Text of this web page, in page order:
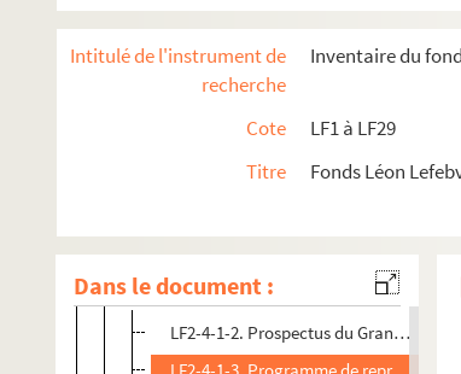
Intitulé de l'instrument de
recherche
Inventaire du
Cote
LF1 à LF29
Titre
Fonds Léon
Dans le document :
LF1. Histoire du Nord de Lille
LF2. Le théâtre de Lille
LF2-1. Documents du théâtre de Lille 1784-
LF2-2. Incendie du théâtre, 1903
LF2-4. Documents sur le théâtre de Lille
LF2-4-1. Dossier 1 : 1866-1867
LF2-4-1-2. Prospectus du Grand